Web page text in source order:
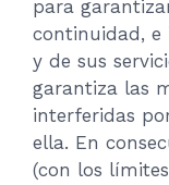
para
continuidad,
y de sus
garantiza las
interferidas
ella. En
(con los